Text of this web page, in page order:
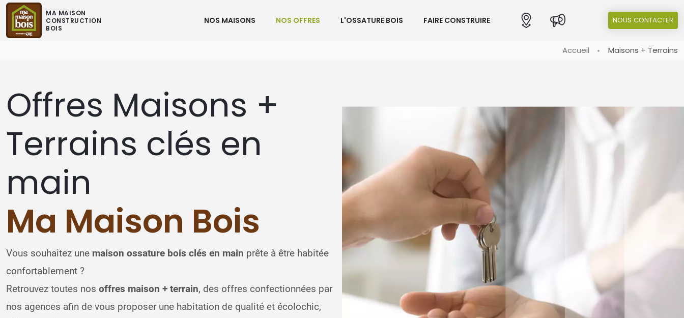
MA MAISON
CONSTRUCTION
BOIS
NOS MAISONS NOS OFFRES L'OSSATURE BOIS FAIRE CONSTRUIRE NOUS CONTACTER
Accueil Maisons + Terrains
Offres Maisons +
Terrains clés en
main
Ma Maison Bois
Vous souhaitez une maison ossature bois clés en main prête à être habitée
confortablement ?
Retrouvez toutes nos offres maison + terrain, des offres confectionnées par
nos agences afin de vous proposer une habitation de qualité et écolochic,